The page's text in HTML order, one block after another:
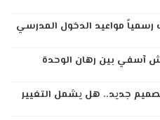
رسمياً مواعيد الدخول المدرسي
آسفي بين رهان الوحدة
جديد.. هل يشمل التغيير